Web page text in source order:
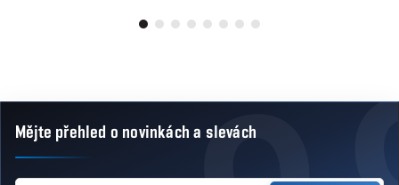
Zápatí
Mějte přehled o novinkácha slevách